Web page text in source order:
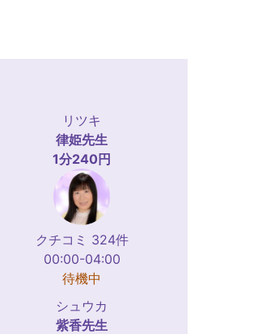
リツキ
律姫先生
1分240円
クチコミ 324件
00:00-04:00
待機中
シュウカ
紫香先生